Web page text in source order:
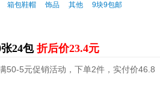
箱包鞋帽 饰品 其他 9块9包邮
24包 折后价23.4元
50-5元促销活动，下单2件，实付价46.8